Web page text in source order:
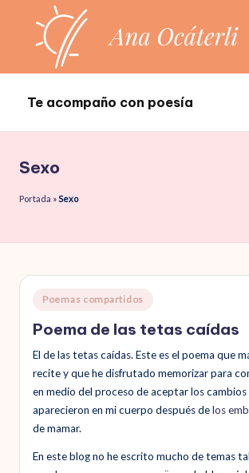
contenido
Te acompaño con poesía
poesía
Sexo
Portada » Sexo
Publicado
Poemas compartidos
Poema de las tetas caídas
El de las tetas caídas. Este es el poema que
recite y que he disfrutado memorizar para
en medio del proceso de aceptar los cambios
aparecieron en mi cuerpo después delos
de mamar.
En este blog no he escrito mucho de temas